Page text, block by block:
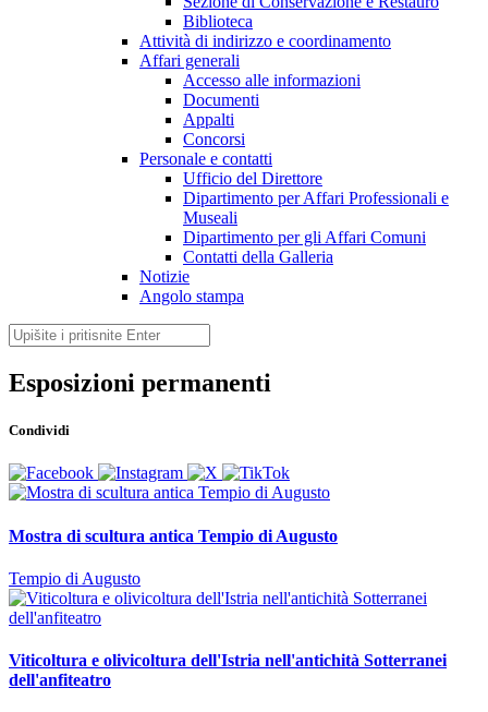
Biblioteca
Attività di indirizzo e coordinamento
Affari generali
Accesso alle informazioni
Documenti
Appalti
Concorsi
Personale e contatti
Ufficio del Direttore
Dipartimento per Affari Professionali e
Museali
Dipartimento per gli Affari Comuni
Contatti della Galleria
Notizie
Angolo stampa
Esposizioni permanenti
Condividi
Mostra di scultura antica Tempio di Augusto
Tempio di Augusto
Viticoltura e olivicoltura dell'Istria nell'antichità Sotterranei
dell'anfiteatro